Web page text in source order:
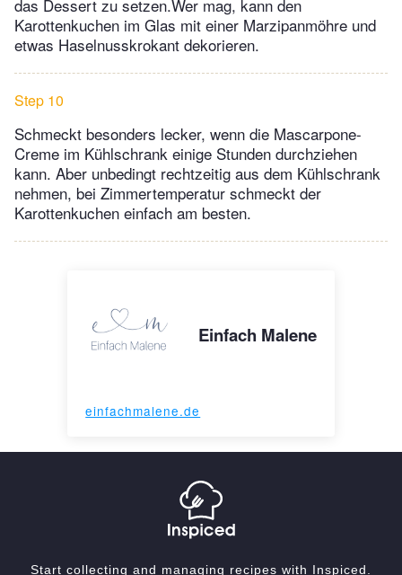
das Dessert zu setzen.Wer mag, kann den
Karottenkuchen im Glas mit einer Marzipanmöhre und
etwas Haselnusskrokant dekorieren.
Step 10
Schmeckt besonders lecker, wenn die Mascarpone-
Creme im Kühlschrank einige Stunden durchziehen
kann. Aber unbedingt rechtzeitig aus dem Kühlschrank
nehmen, bei Zimmertemperatur schmeckt der
Karottenkuchen einfach am besten.
Einfach Malene
einfachmalene.de
Start collecting and managing recipes with Inspiced.